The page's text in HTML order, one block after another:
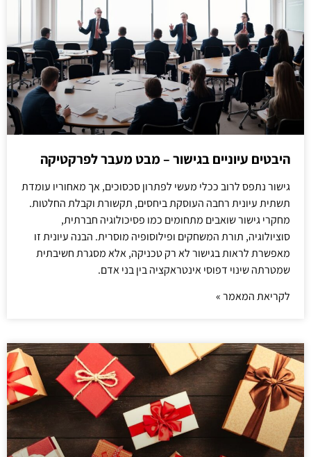
היבטים עיוניים בגישור – מבט מעבר לפרקטיקה
גישור נתפס לרוב ככלי מעשי לפתרון סכסוכים, אך מאחוריו עומדת
תשתית עיונית רחבה העוסקת ביחסים, תקשורת וקבלת החלטות.
מחקרי גישור שואבים מתחומים כמו פסיכולוגיה חברתית,
סוציולוגיה, תורת המשחקים ופילוסופיה מוסרית. הבנה עיונית זו
מאפשרת לראות בגישור לא רק טכניקה, אלא מסגרת חשיבתית
שמטרתה שינוי דפוסי אינטראקציה בין בני אדם.
לקריאת המאמר »